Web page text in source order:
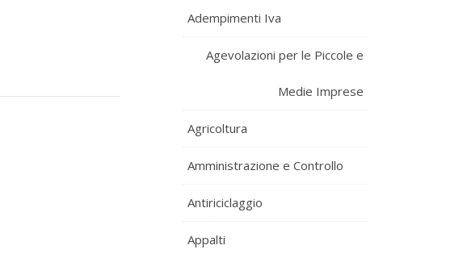
Adempimenti Iva
Agevolazioni per le Piccole e
Medie Imprese
Agricoltura
Amministrazione e Controllo
Antiriciclaggio
Appalti